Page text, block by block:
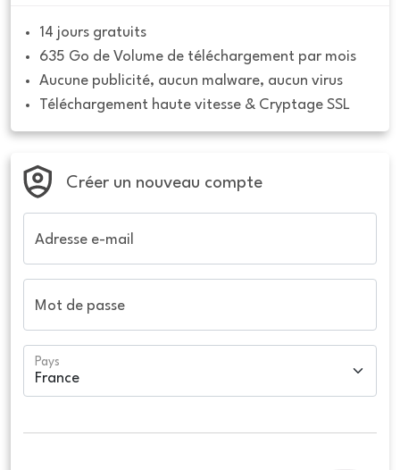
14 jours gratuits
635 Go de Volume de téléchargement par mois
Aucune publicité, aucun malware, aucun virus
Téléchargement haute vitesse & Cryptage SSL
Créer un nouveau compte
Adresse e-mail
Mot de passe
Pays